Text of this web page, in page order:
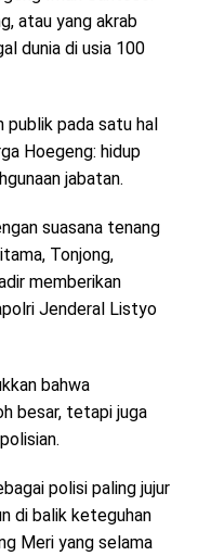
atau yang akrab
dunia di usia 100
publik pada satu hal
Hoegeng: hidup
jabatan.
suasana tenang
Tonjong,
memberikan
Jenderal Listyo
bahwa
besar, tetapi juga
polisi paling jujur
di balik keteguhan
Meri yang selama